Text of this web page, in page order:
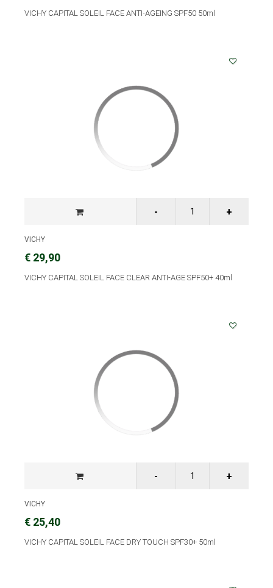
VICHY CAPITAL SOLEIL FACE ANTI-AGEING SPF50 50ml
VICHY
€ 29,90
VICHY CAPITAL SOLEIL FACE CLEAR ANTI-AGE SPF50+ 40ml
VICHY
€ 25,40
VICHY CAPITAL SOLEIL FACE DRY TOUCH SPF30+ 50ml